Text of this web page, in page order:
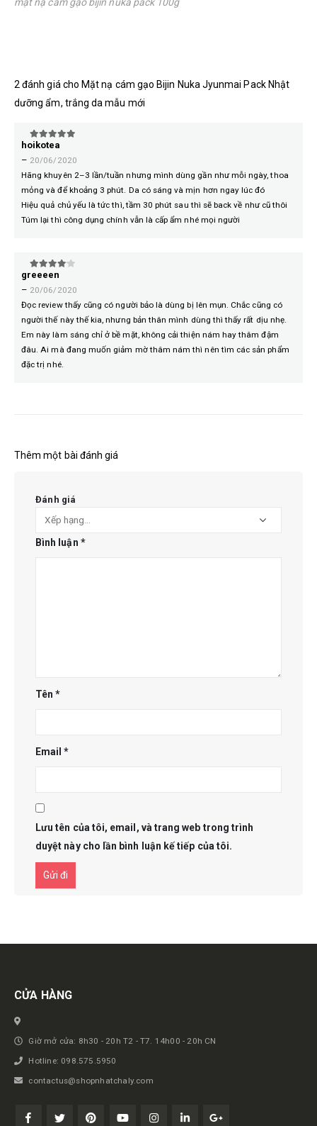
2 đánh giá cho Mặt nạ cám gạo Bijin Nuka Jyunmai Pack Nhật
dưỡng ẩm, trắng da mẫu mới
5 trên 5
hoikotea
– 20/06/2020
Hãng khuyên 2–3 lần/tuần nhưng mình dùng gần như mỗi ngày, thoa
mỏng và để khoảng 3 phút. Da có sáng và mịn hơn ngay lúc đó
Hiệu quả chủ yếu là tức thì, tầm 30 phút sau thì sẽ back về như cũ thôi
Túm lại thì công dụng chính vẫn là cấp ẩm nhé mọi người
4trên 5
greeeen
– 20/06/2020
Đọc review thấy cũng có người bảo là dùng bị lên mụn. Chắc cũng có
người thế này thế kia, nhưng bản thân mình dùng thì thấy rất dịu nhẹ.
Em này làm sáng chỉ ở bề mặt, không cải thiện nám hay thâm đậm
đâu. Ai mà đang muốn giảm mờ thâm nám thì nên tìm các sản phẩm
đặc trị nhé.
Thêm một bài đánh giá
Đánh giá
Bình luận *
Tên*
Email*
Lưu tên của tôi, email, và trang web trong trình
duyệt này cho lần bình luận kế tiếp của tôi.
Get in touch
CỬA HÀNG
Giờ mở cửa: 8h30 - 20h T2 - T7. 14h00 - 20h CN
Hotline: 098.575.5950
contactus@shopnhatchaly.com